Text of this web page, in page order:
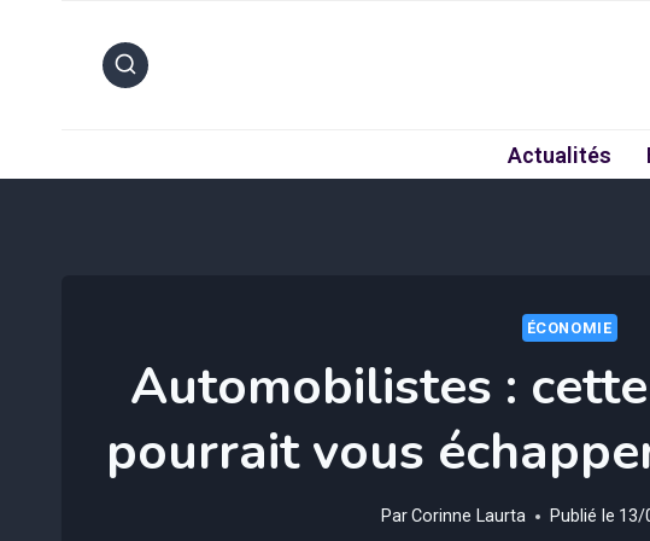
Actualités
ÉCONOMIE
Automobilistes :
pourrait vous
ParCorinne Laurta Publié le 13/